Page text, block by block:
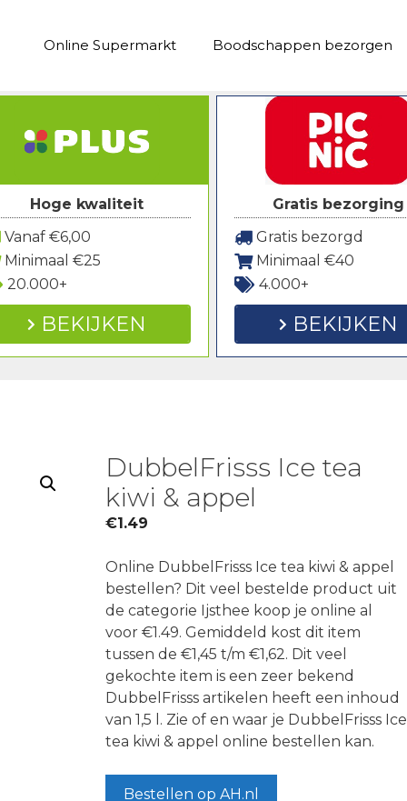
Online Supermarkt Boodschappen bezorgen
Hoge kwaliteit
Vanaf €6,00
Minimaal €25
20.000+
BEKIJKEN
Gratis bezorging
Gratis bezorgd
Minimaal €40
4.000+
BEKIJKEN
DubbelFrisss Ice tea
kiwi & appel
€1.49
Online DubbelFrisss Ice tea kiwi & appel
bestellen? Dit veel bestelde product uit
de categorie Ijsthee koop je online al
voor €1.49. Gemiddeld kost dit item
tussen de €1,45 t/m €1,62. Dit veel
gekochte item is een zeer bekend
DubbelFrisss artikelen heeft een inhoud
van 1,5 l. Zie of en waar je DubbelFrisss Ice
tea kiwi & appel online bestellen kan.
Bestellen op AH.nl